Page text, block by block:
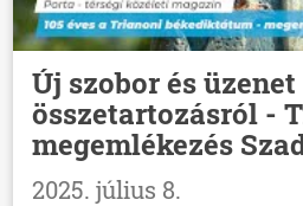
HÍREK
Új szobor és üzenet
összetartozásról -
megemlékezés
2025. július 8.